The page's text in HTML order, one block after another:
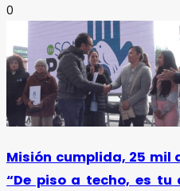
0
Misión cumplida, 25 mil
“De piso a techo, es tu